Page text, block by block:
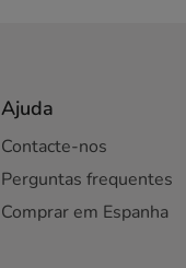
Ajuda
Contacte-nos
Perguntas frequentes
Comprar em Espanha